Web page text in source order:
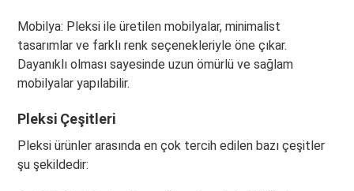
Mobilya: Pleksi ile üretilen mobilyalar, minimalist
tasarımlar ve farklı renk seçenekleriyle öne çıkar.
Dayanıklı olması sayesinde uzun ömürlü ve sağlam
mobilyalar yapılabilir.
Pleksi Çeşitleri
Pleksi ürünler arasında en çok tercih edilen bazı çeşitler
şu şekildedir: